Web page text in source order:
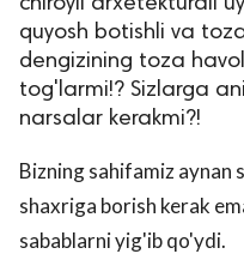
защищены.
quyosh botishli va
dengizining toza
tog'larmi!? Sizlarga
narsalar kerakmi?!
Bizning sahifamiz aynan
shaxriga borish kerak
sabablarni yig'ib qo'ydi.